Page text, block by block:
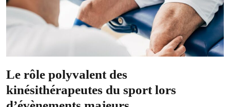
Le rôle polyvalent des
kinésithérapeutes du sport lors